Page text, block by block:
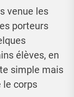
venue les
porteurs
élèves, en
simple mais
le corps